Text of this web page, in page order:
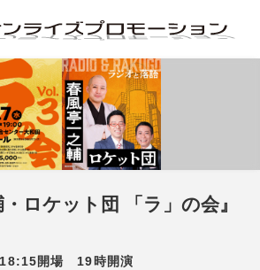
・ロケット団 「ラ」の会』
開場 19時開演